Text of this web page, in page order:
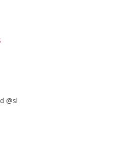
@sl